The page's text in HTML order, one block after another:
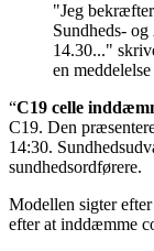
"Jeg
Sundheds-
14.30..."
en
“C19 celle
C19. Den
14:30.
sundhedsordførere.
Modellen sigter
efter at inddæmme